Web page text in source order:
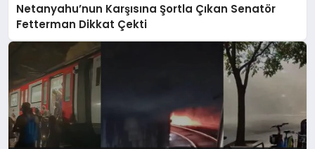
Netanyahu’nun Karşısına Şortla Çıkan Senatör
Fetterman Dikkat Çekti